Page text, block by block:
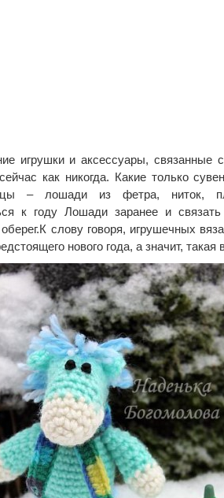
игрушки и аксессуары, связанные
как никогда. Какие только
– лошади из фетра, ниток,
к году Лошади заранее и
слову говоря, игрушечных
нового года, а значит,